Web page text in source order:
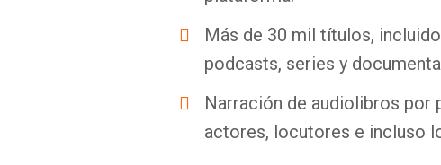
Más de 30 mil títulos,
podcasts, series y
Narración de audiolibros por
actores, locutores e incluso